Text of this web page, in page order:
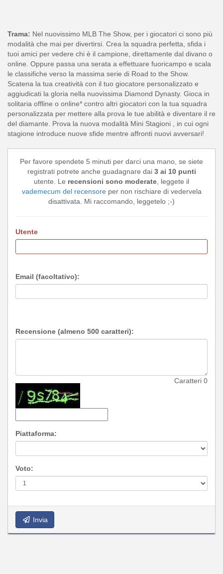
Trama: Nel nuovissimo MLB The Show, per i giocatori ci sono più
modalità che mai per divertirsi. Crea la squadra perfetta, sfida i
tuoi amici per vedere chi è il campione, direttamente dal divano o
online. Oppure passa una serata a effettuare fuoricampo e scala
le classifiche verso la massima serie di Road to the Show.
Scatena la tua creatività con il tuo giocatore personalizzato e
aggiudicati la gloria nella nuovissima Diamond Dynasty. Gioca in
solitaria offline o online* contro altri giocatori con la tua squadra
personalizzata per mettere alla prova le tue abilità e diventare il re
del diamante. Prova la nuova modalità Mini Stagioni , in cui ogni
stagione introduce nuove sfide mentre affronti nuovi avversari!
Per favore spendete 5 minuti per darci una mano, se siete
registrati potrete anche guadagnare dai 3 ai 10 punti
utente. Le recensioni sono moderate, leggete il
vademecum del recensoreper non rischiare di vedervela
disattivata. Mi raccomando, leggetelo ;-)
Utente
Email (facoltativo):
Recensione (almeno 500 caratteri):
Caratteri 0
Piattaforma:
Voto:
Invia